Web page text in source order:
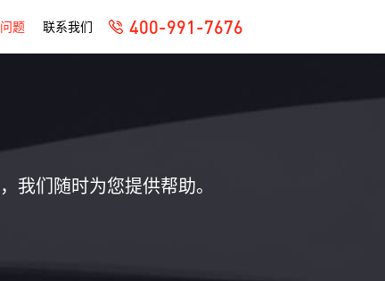
题 联系我们 400-991-7676
我们随时为您提供帮助。